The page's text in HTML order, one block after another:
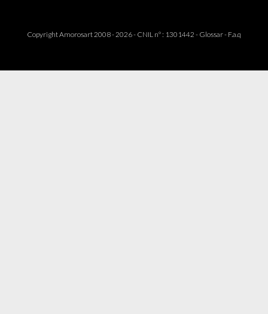
Copyright Amorosart 2008 - 2026 - CNIL n° : 1301442 - Glossar- F.a.q